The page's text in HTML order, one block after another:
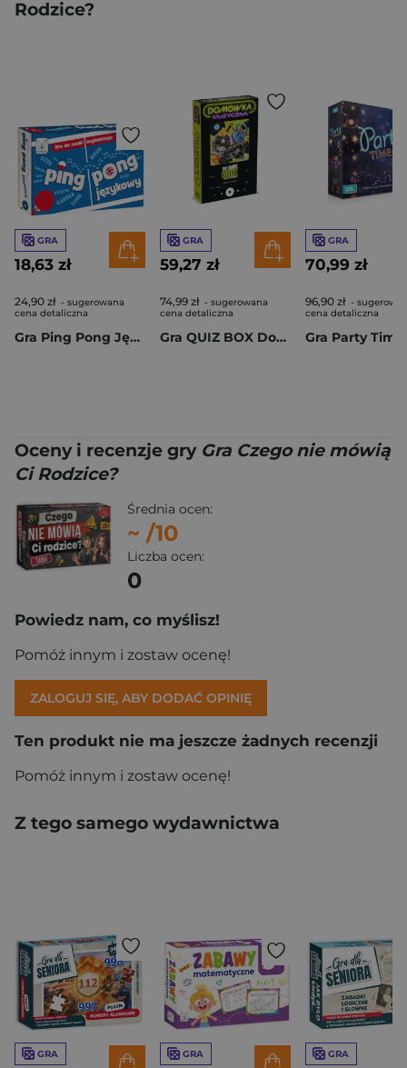
Rodzice?
GRA
18,63 zł
24,90 zł - sugerowana
cena detaliczna
Gra Ping Pong Językowy
GRA
59,27 zł
74,99 zł - sugerowana
cena detaliczna
Gra QUIZ BOX Domówka Muzyczna 500 pytań
GRA
70,99 zł
96,90 zł -
cena detaliczna
Oceny i recenzje gry Gra Czego nie mówią
Ci Rodzice?
Średnia ocen:
~ /10
Liczba ocen:
0
Powiedz nam, co myślisz!
Pomóż innym i zostaw ocenę!
ZALOGUJ SIĘ, ABY DODAĆ OPINIĘ
Ten produkt nie ma jeszcze żadnych recenzji
Pomóż innym i zostaw ocenę!
Z tego samego wydawnictwa
GRA GRA GRA